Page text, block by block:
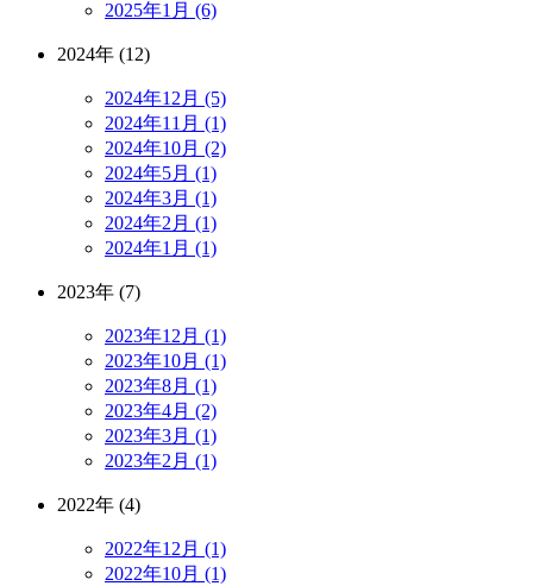
2025年1月 (6)
2024年 (12)
2024年12月 (5)
2024年11月 (1)
2024年10月 (2)
2024年5月 (1)
2024年3月 (1)
2024年2月 (1)
2024年1月 (1)
2023年 (7)
2023年12月 (1)
2023年10月 (1)
2023年8月 (1)
2023年4月 (2)
2023年3月 (1)
2023年2月 (1)
2022年 (4)
2022年12月 (1)
2022年10月 (1)